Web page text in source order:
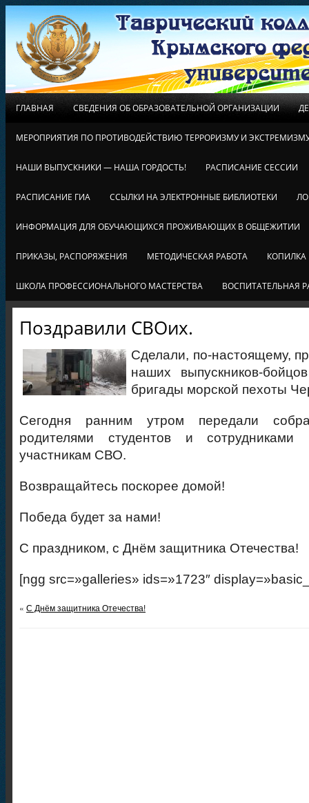
ГЛАВНАЯ СВЕДЕНИЯ ОБ ОБРАЗОВАТЕЛЬНОЙ ОРГАНИЗАЦИИ
МЕРОПРИЯТИЯ ПО ПРОТИВОДЕЙСТВИЮ ТЕРРОРИЗМУ И
НАШИ ВЫПУСКНИКИ — НАША ГОРДОСТЬ! РАСПИСАНИЕ СЕССИИ
РАСПИСАНИЕ ГИА ССЫЛКИ НА ЭЛЕКТРОННЫЕ БИБЛИОТЕКИ
ИНФОРМАЦИЯ ДЛЯ ОБУЧАЮЩИХСЯ ПРОЖИВАЮЩИХ В ОБЩЕЖИТИИ
ПРИКАЗЫ, РАСПОРЯЖЕНИЯ МЕТОДИЧЕСКАЯ РАБОТА КОПИЛКА
ШКОЛА ПРОФЕССИОНАЛЬНОГО МАСТЕРСТВА ВОСПИТАТЕЛЬНАЯ
Поздравили СВОих.
Сделали, по-настоящему,
наших выпускников-
бригады морской пехоты
Сегодня ранним утром передали
родителями студентов и сотрудниками
участникам СВО.
Возвращайтесь поскорее домой!
Победа будет за нами!
С праздником, с Днём защитника Отечества!
[ngg src=»galleries» ids=»1723″
« С Днём защитника Отечества!